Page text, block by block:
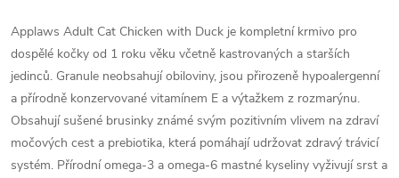
Applaws Adult Cat Chicken with Duck je kompletní krmivo pro
dospělé kočky od 1 roku věku včetně kastrovaných a starších
jedinců. Granule neobsahují obiloviny, jsou přirozeně hypoalergenní
a přírodně konzervované vitamínem E a výtažkem z rozmarýnu.
Obsahují sušené brusinky známé svým pozitivním vlivem na zdraví
močových cest a prebiotika, která pomáhají udržovat zdravý trávicí
systém. Přírodní omega-3 a omega-6 mastné kyseliny vyživují srst a